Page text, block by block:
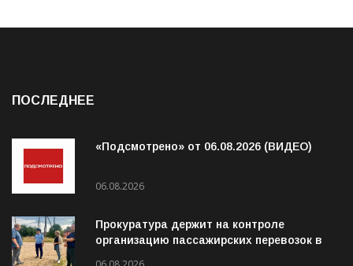
«Подсмотрено» от 06.08.2026 (ВИДЕО)
06.08.2026
Прокуратура держит на контроле